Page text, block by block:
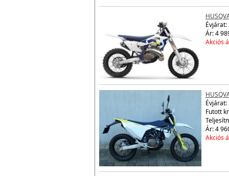
Évjárat:
Ár: 4
Akciós
Évjárat:
Futott
Ár: 4
Akciós